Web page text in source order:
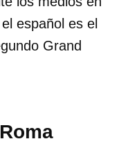
español es el
Grand